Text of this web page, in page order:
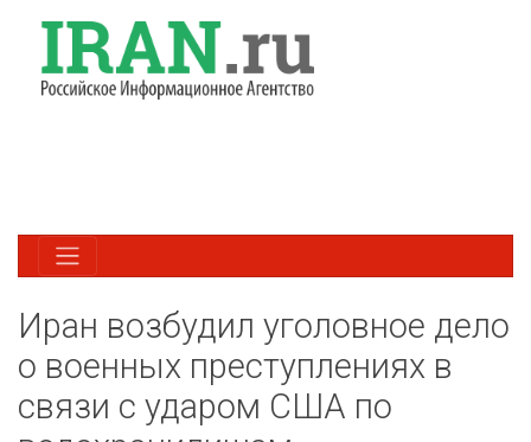
Иран возбудил уголовное дело
о военных преступлениях в
связи с ударом США по